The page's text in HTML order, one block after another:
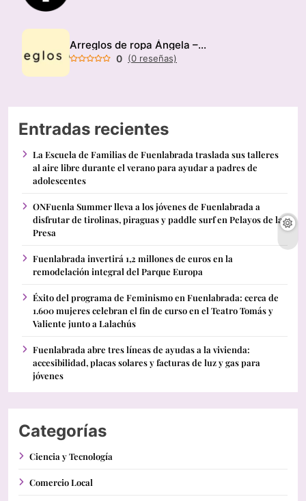
Arreglos de ropa Ángela – Modista
0 (0 reseñas)
Entradas recientes
La Escuela de Familias de Fuenlabrada traslada sus talleres
al aire libre durante el verano para ayudar a padres de
adolescentes
ONFuenla Summer lleva a los jóvenes de Fuenlabrada a
disfrutar de tirolinas, piraguas y paddle surf en Pelayos de la
Presa
Fuenlabrada invertirá 1,2 millones de euros en la
remodelación integral del Parque Europa
Éxito del programa de Feminismo en Fuenlabrada: cerca de
1.600 mujeres celebran el fin de curso en el Teatro Tomás y
Valiente junto a Lalachús
Fuenlabrada abre tres líneas de ayudas a la vivienda:
accesibilidad, placas solares y facturas de luz y gas para
jóvenes
Categorías
Ciencia y Tecnología
Comercio Local